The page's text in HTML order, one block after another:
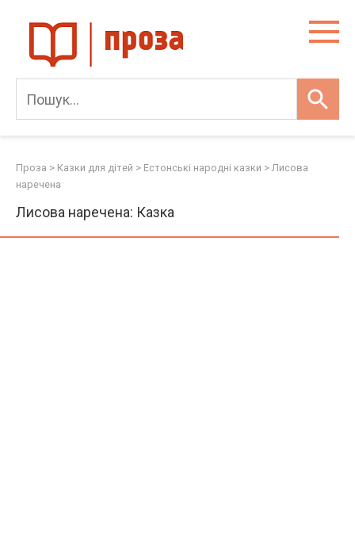
content
Проза > Казки для дітей > Естонські народні казки > Лисова
наречена
Лисова наречена: Казка